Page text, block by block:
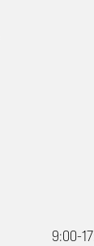
9:00-